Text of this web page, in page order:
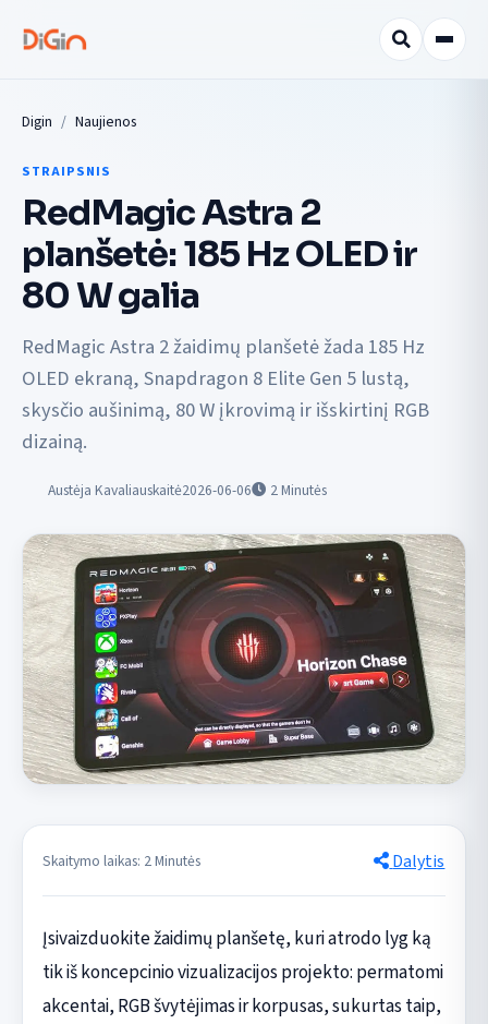
Digin Naujienos
STRAIPSNIS
RedMagic Astra 2
planšetė: 185 Hz OLED ir
80 W galia
RedMagic Astra 2 žaidimų planšetė žada 185 Hz
OLED ekraną, Snapdragon 8 Elite Gen 5 lustą,
skysčio aušinimą, 80 W įkrovimą ir išskirtinį RGB
dizainą.
Austėja Kavaliauskaitė2026-06-06 2Minutės
Skaitymo laikas: 2 Minutės Dalytis
Įsivaizduokite žaidimų planšetę, kuri atrodo lyg ką
tik iš koncepcinio vizualizacijos projekto: permatomi
akcentai, RGB švytėjimas ir korpusas, sukurtas taip,